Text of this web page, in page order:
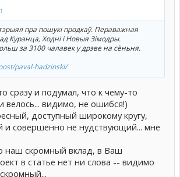
↑
пра пошукі продкаў. Пераважная
Куранца, Ходні і Новыя Зімодры.
за 3100 чалавек у дрэве на сёньня.
paval-hadzinski/
сразу и подумал, что к чему-то
велось... видимо, не ошибся!)
доступный широкому кругу,
и совершенно не нудствующий... мне
наш скромный вклад, в Ваш
в статье нет ни слова -- видимо